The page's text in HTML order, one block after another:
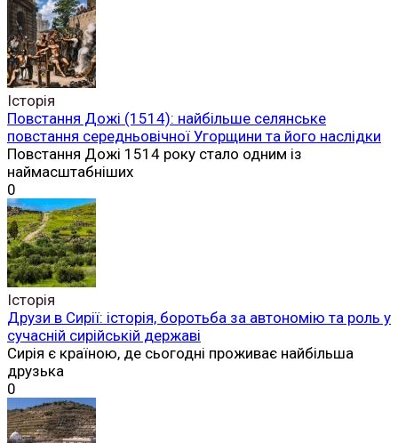
Історія
Повстання Дожі (1514): найбільше селянське
повстання середньовічної Угорщини та його наслідки
Повстання Дожі 1514 року стало одним із
наймасштабніших
0
Історія
Друзи в Сирії: історія, боротьба за автономію та роль у
сучасній сирійській державі
Сирія є країною, де сьогодні проживає найбільша
друзька
0